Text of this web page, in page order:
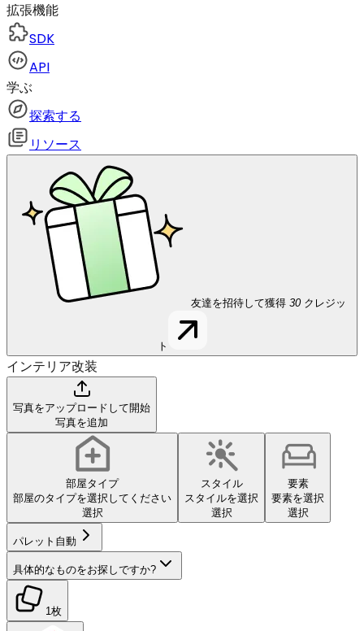
拡張機能
SDK
API
学ぶ
探索する
リソース
友達を招待して獲得 30 クレジッ
ト
インテリア改装
写真をアップロードして開始
写真を追加
部屋タイプ
部屋のタイプを選択してください
選択
スタイル
スタイルを選択
選択
要素
要素を選択
選択
パレット 自動
具体的なものをお探しですか?
1枚